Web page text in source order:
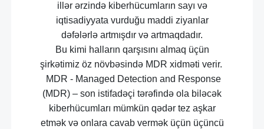
illər ərzində kiberhücumların sayı və
iqtisadiyyata vurduğu maddi ziyanlar
dəfələrlə artmışdır və artmaqdadır.
Bu kimi halların qarşısını almaq üçün
şirkətimiz öz növbəsində MDR xidməti verir.
MDR - Managed Detection and Response
(MDR) – son istifadəçi tərəfində ola biləcək
kiberhücumları mümkün qədər tez aşkar
etmək və onlara cavab vermək üçün üçüncü